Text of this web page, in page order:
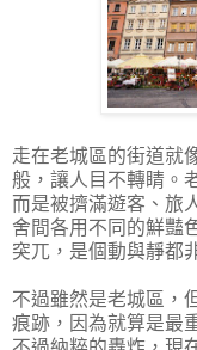
走在老城區的街道就
般，讓人目不轉睛。
而是被擠滿遊客、旅
舍間各用不同的鮮豔
突兀，是個動與靜都
不過雖然是老城區，
痕跡，因為就算是最